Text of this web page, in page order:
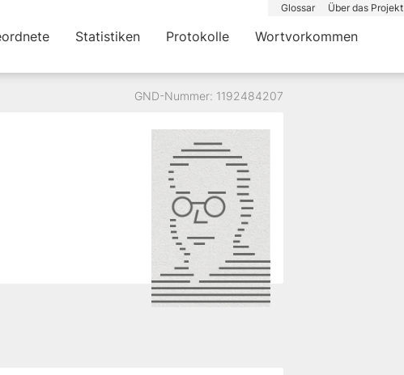
Glossar Über das Projekt
Statistiken Protokolle Wortvorkommen
GND-Nummer: 1192484207